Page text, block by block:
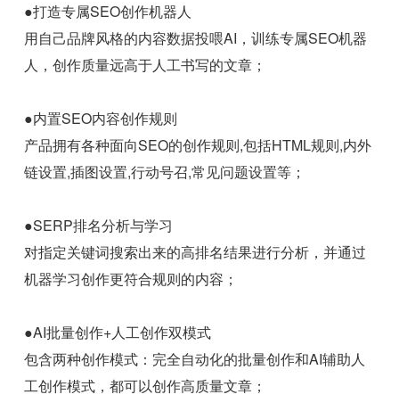
●打造专属SEO创作机器人
用自己品牌风格的内容数据投喂AI，训练专属SEO机器
人，创作质量远高于人工书写的文章；
●内置SEO内容创作规则
产品拥有各种面向SEO的创作规则,包括HTML规则,内外
链设置,插图设置,行动号召,常见问题设置等；
●SERP排名分析与学习
对指定关键词搜索出来的高排名结果进行分析，并通过
机器学习创作更符合规则的内容；
●AI批量创作+人工创作双模式
包含两种创作模式：完全自动化的批量创作和AI辅助人
工创作模式，都可以创作高质量文章；